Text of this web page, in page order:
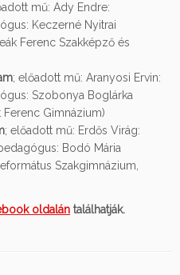
mű: Ady Endre:
Keczerné Nyitrai
Ferenc Szakképző és
; előadott mű: Aranyosi Ervin:
Szobonya Boglárka
Ferenc Gimnázium)
; előadott mű: Erdős Virág:
Bodó Mária
Szakgimnázium,
oldalán találhatják.